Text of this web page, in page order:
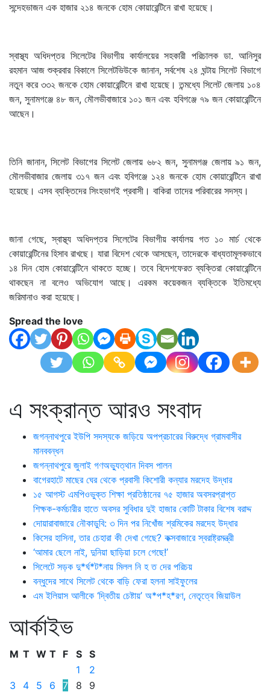
সন্দেহভাজন এক হাজার ২১৪ জনকে হোম কোয়ারেন্টিনে রাখা হয়েছে।
স্বাস্থ্য অধিদপ্তর সিলেটের বিভাগীয় কার্যালয়ের সহকারী পরিচালক ডা. আনিসুর
রহমান আজ শুক্রবার বিকালে সিলেটভিউকে জানান, সর্বশেষ ২৪ ঘন্টায় সিলেট বিভাগে
নতুন করে ৩৩২ জনকে হোম কোয়ারেন্টিনে রাখা হয়েছে। তন্মধ্যে সিলেট জেলায় ১০৪
জন, সুনামগঞ্জে ৪৮ জন, মৌলভীবাজারে ১০১ জন এবং হবিগঞ্জে ৭৯ জন কোয়ারেন্টিনে
আছেন।
তিনি জানান, সিলেট বিভাগের সিলেট জেলায় ৬৮২ জন, সুনামগঞ্জ জেলায় ৯১ জন,
মৌলভীবাজার জেলায় ৩১৭ জন এবং হবিগঞ্জে ১২৪ জনকে হোম কোয়ারেন্টিনে রাখা
হয়েছে। এসব ব্যক্তিদের সিংহভাগই প্রবাসী। বাকিরা তাদের পরিবারের সদস্য।
জানা গেছে, স্বাস্থ্য অধিদপ্তর সিলেটের বিভাগীয় কার্যালয় গত ১০ মার্চ থেকে
কোয়ারেন্টিনের হিসাব রাখছে। যারা বিদেশ থেকে আসছেন, তাদেরকে বাধ্যতামূলকভাবে
১৪ দিন হোম কোয়ারেন্টিনে থাকতে হচ্ছে। তবে বিদেশফেরত ব্যক্তিরা কোয়ারেন্টিনে
থাকছেন না বলেও অভিযোগ আছে। এরকম কয়েকজন ব্যক্তিকে ইতিমধ্যে
জরিমানাও করা হয়েছে।
Spread the love
এ সংক্রান্ত আরও সংবাদ
জগন্নাথপুরে ইউপি সদস্যকে জড়িয়ে অপপ্রচারের বিরুদ্ধে গ্রামবাসীর
মানববন্ধন
জগন্নাথপুরে জুলাই গণঅভ্যুত্থান দিবস পালন
বাগেরহাটে মাছের ঘের থেকে প্রবাসী কিশোরী কন্যার মরদেহ উদ্ধার
১৫ আগস্ট এমপিওভুক্ত শিক্ষা প্রতিষ্ঠানের ৭৫ হাজার অবসরপ্রাপ্ত
শিক্ষক-কর্মচারীর হাতে অবসর সুবিধার দুই হাজার কোটি টাকার বিশেষ বরাদ্দ
দোয়ারাবাজারে নৌকাডুবি: ৩ দিন পর নিখোঁজ শ্রমিকের মরদেহ উদ্ধার
কিসের হাসিনা, তার চেহারা কী দেখা গেছে? কক্সবাজারে স্বরাষ্ট্রমন্ত্রী
‘আমার ছেলে নাই, দুনিয়া ছাড়িয়া চলে গেছে!’
সিলেটে সড়ক দু*র্ঘ*ট*নায় মিলল নি হ ত দের পরিচয়
বন্ধুদের সাথে সিলেট থেকে বাড়ি ফেরা হলনা সাইফুলের
এম ইলিয়াস আলীকে ‘দ্বিতীয় চেষ্টায়’ অ*প*হ*রণ, নেতৃত্বে জিয়াউল
আর্কাইভ
M T W T F S S
1
2
3
4 5 6 7 8
9